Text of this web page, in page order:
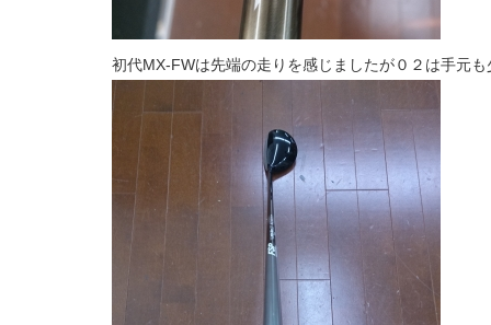
初代MX-FWは先端の走りを感じましたが０２は手元